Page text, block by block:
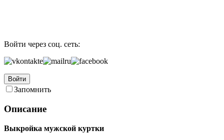
Войти через соц. сеть:
Войти
Запомнить
Описание
Выкройка мужской куртки